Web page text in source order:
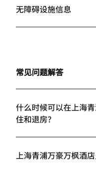
无障碍设施信息
常见问题解答
什么时候可以在上海
住和退房？
上海青浦万豪万枫酒